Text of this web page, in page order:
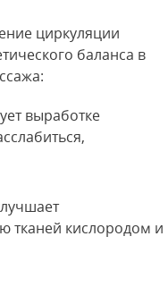
циркуляции
баланса в
выработке
тканей кислородом и